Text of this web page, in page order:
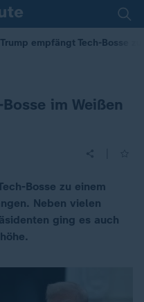
Trump empfängt Tech-Bosse
im Weißen
Bosse zu einem
Neben vielen
ging es auch